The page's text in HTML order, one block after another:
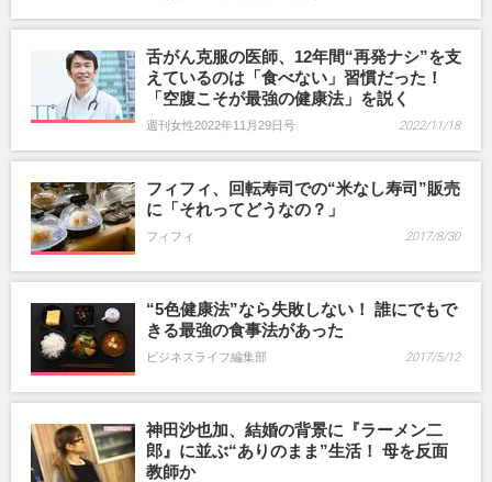
舌がん克服の医師、12年間“再発ナシ”を支
えているのは「食べない」習慣だった！
「空腹こそが最強の健康法」を説く
週刊女性2022年11月29日号 2022/11/18
フィフィ、回転寿司での“米なし寿司”販売
に「それってどうなの？」
フィフィ 2017/8/30
“5色健康法”なら失敗しない！ 誰にでもで
きる最強の食事法があった
ビジネスライフ編集部 2017/5/12
神田沙也加、結婚の背景に『ラーメン二
郎』に並ぶ“ありのまま”生活！ 母を反面
教師か